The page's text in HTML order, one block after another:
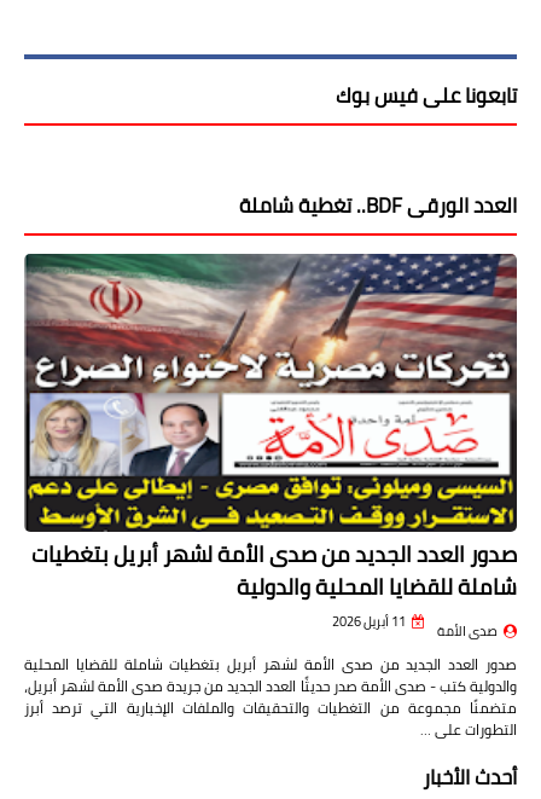
تابعونا على فيس بوك
العدد الورقى BDF.. تغطية شاملة
صدور العدد الجديد من صدى الأمة لشهر أبريل بتغطيات
شاملة للقضايا المحلية والدولية
صدى الأمة 11 أبريل 2026
صدور العدد الجديد من صدى الأمة لشهر أبريل بتغطيات شاملة للقضايا المحلية
والدولية كتب - صدى الأمة صدر حديثًا العدد الجديد من جريدة صدى الأمة لشهر أبريل،
متضمنًا مجموعة من التغطيات والتحقيقات والملفات الإخبارية التي ترصد أبرز
التطورات على …
أحدث الأخبار